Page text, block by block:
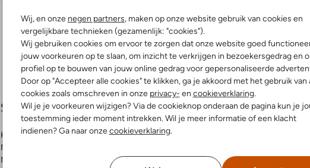
Wij, en onze negen partners, maken op onze website gebruik van cookies en
vergelijkbare technieken (gezamenlijk: "cookies").
Wij gebruiken cookies om ervoor te zorgen dat onze website goed
jouw voorkeuren op te slaan, om inzicht te verkrijgen in bezoekersgedrag en
profiel op te bouwen van jouw online gedrag voor gepersonaliseerde
Door op "Accepteer alle cookies" te klikken, ga je akkoord met het gebruik van
cookies zoals omschreven in onze privacy- en cookieverklaring.
Wil je je voorkeuren wijzigen? Via de cookieknop onderaan de pagina kun je
toestemming ieder moment intrekken. Wil je meer informatie of een klacht
indienen? Ga naar onzecookieverklaring.
Bezorgen & retourneren
Samenstelling & Pasvorm
Kleur:Beige
Materiaal buitenkant:
Materiaal binnenkant:
Omschrijving
Ontdek de perfecte mix van stijl
heren. Deze beige sneakers
of een zomerse picknick in het